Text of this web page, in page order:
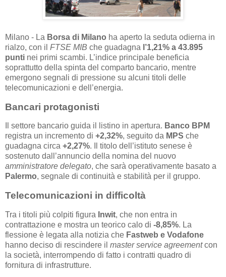
Milano - La Borsa di Milano ha aperto la seduta odierna in
rialzo, con il FTSE MIB che guadagna l’1,21% a 43.895
punti nei primi scambi. L’indice principale beneficia
soprattutto della spinta del comparto bancario, mentre
emergono segnali di pressione su alcuni titoli delle
telecomunicazioni e dell’energia.
Bancari protagonisti
Il settore bancario guida il listino in apertura. Banco BPM
registra un incremento di +2,32%, seguito da MPS che
guadagna circa +2,27%. Il titolo dell’istituto senese è
sostenuto dall’annuncio della nomina del nuovo
amministratore delegato, che sarà operativamente basato a
Palermo, segnale di continuità e stabilità per il gruppo.
Telecomunicazioni in difficoltà
Tra i titoli più colpiti figura Inwit, che non entra in
contrattazione e mostra un teorico calo di -8,85%. La
flessione è legata alla notizia che Fastweb e Vodafone
hanno deciso di rescindere il master service agreementcon
la società, interrompendo di fatto i contratti quadro di
fornitura di infrastrutture.